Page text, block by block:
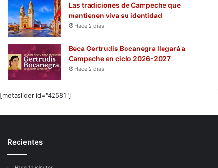
Las tradiciones de Campeche que
mantienen viva su identidad
Hace 2 días
Beca Gertrudis Bocanegra llegará a
Campeche en ciclo 2026-2027
Hace 2 días
[metaslider id="42581"]
Recientes